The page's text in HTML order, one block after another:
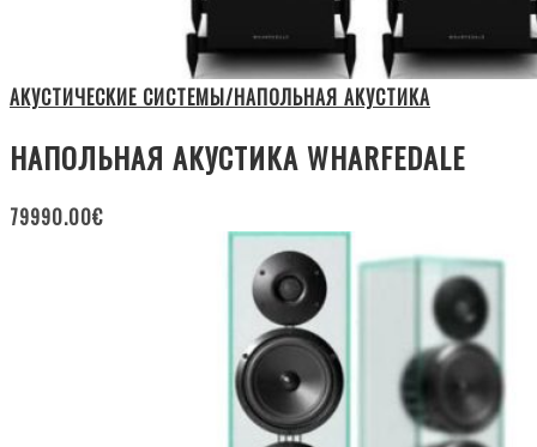
АКУСТИЧЕСКИЕ СИСТЕМЫ/НАПОЛЬНАЯ АКУСТИКА
НАПОЛЬНАЯ АКУСТИКА WHARFEDALE
79990.00€